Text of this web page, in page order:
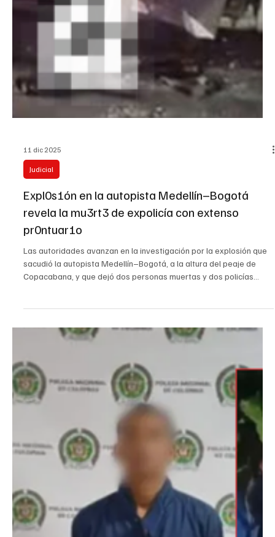
en Cúcuta
Tras un consejo extraordinario de seguridad realizado en Cúcuta,
el ministro de Defensa, Pedro Sánchez , anunció una serie de
medidas contundentes para enfrentar la escalada de violencia en
Norte de Santander, advirtiendo que el Gobierno no descarta
acciones de bombardeo contra el Ejército de Liberación Nacional
(ELN) y las disidencias armadas que operan en la región, siempre
dentro del marco legal. El jefe de la cartera de Defensa
11 dic 2025
AMERIPOL desmantela red financiera del ‘Tren
de Aragua’
La Comunidad de Policías de América (AMERIPOL) y la Policía
Nacional de Colombia anunciaron un importante resultado contra
las economías criminales transnacionales tras la Operación
ESPECTRO, desarrollada junto a autoridades de Estados Unidos,
Chile y la Fiscalía colombiana. La acción permitió desarticular una
sofisticada red de brokers que movía y ocultaba recursos del
‘Tren de Aragua’ mediante mecanismos clandestinos, plataformas
digitales y criptoactivos. Las investigacion